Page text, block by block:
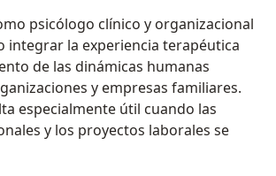
psicólogo clínico y organizacional
integrar la experiencia terapéutica
de las dinámicas humanas
y empresas familiares.
especialmente útil cuando las
y los proyectos laborales se